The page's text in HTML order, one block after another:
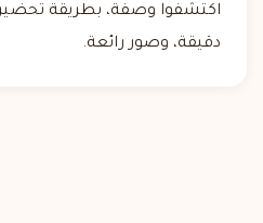
اكتشفوا وصفة، بطريقة
دقيقة، وصور رائعة.